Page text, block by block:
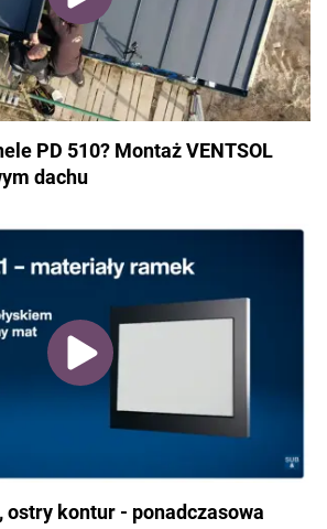
PD 510? Montaż VENTSOL
dachu
ostry kontur - ponadczasowa